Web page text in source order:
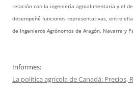
relación con la ingeniería agroalimentaria y el
desempeñé funciones representativas, entre
de Ingenieros Agrónomos de Aragón, Navarra y
Informes:
La política agrícola de Canadá: Precios,